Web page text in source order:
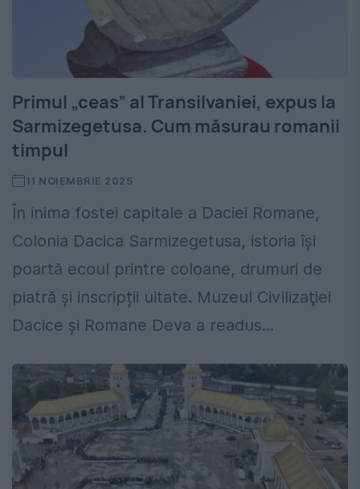
Primul „ceas” al Transilvaniei, expus la
Sarmizegetusa. Cum măsurau romanii
timpul
11 NOIEMBRIE 2025
În inima fostei capitale a Daciei Romane,
Colonia Dacica Sarmizegetusa, istoria își
poartă ecoul printre coloane, drumuri de
piatră și inscripții uitate. Muzeul Civilizaţiei
Dacice şi Romane Deva a readus...